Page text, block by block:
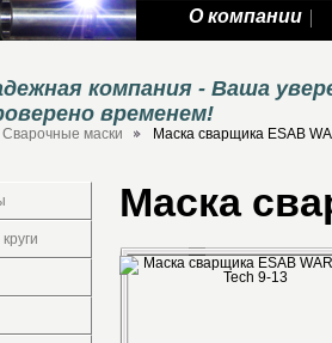
О компании
компания - Ваша
временем!
Сварочные маски Маска сварщика ESAB
Маска